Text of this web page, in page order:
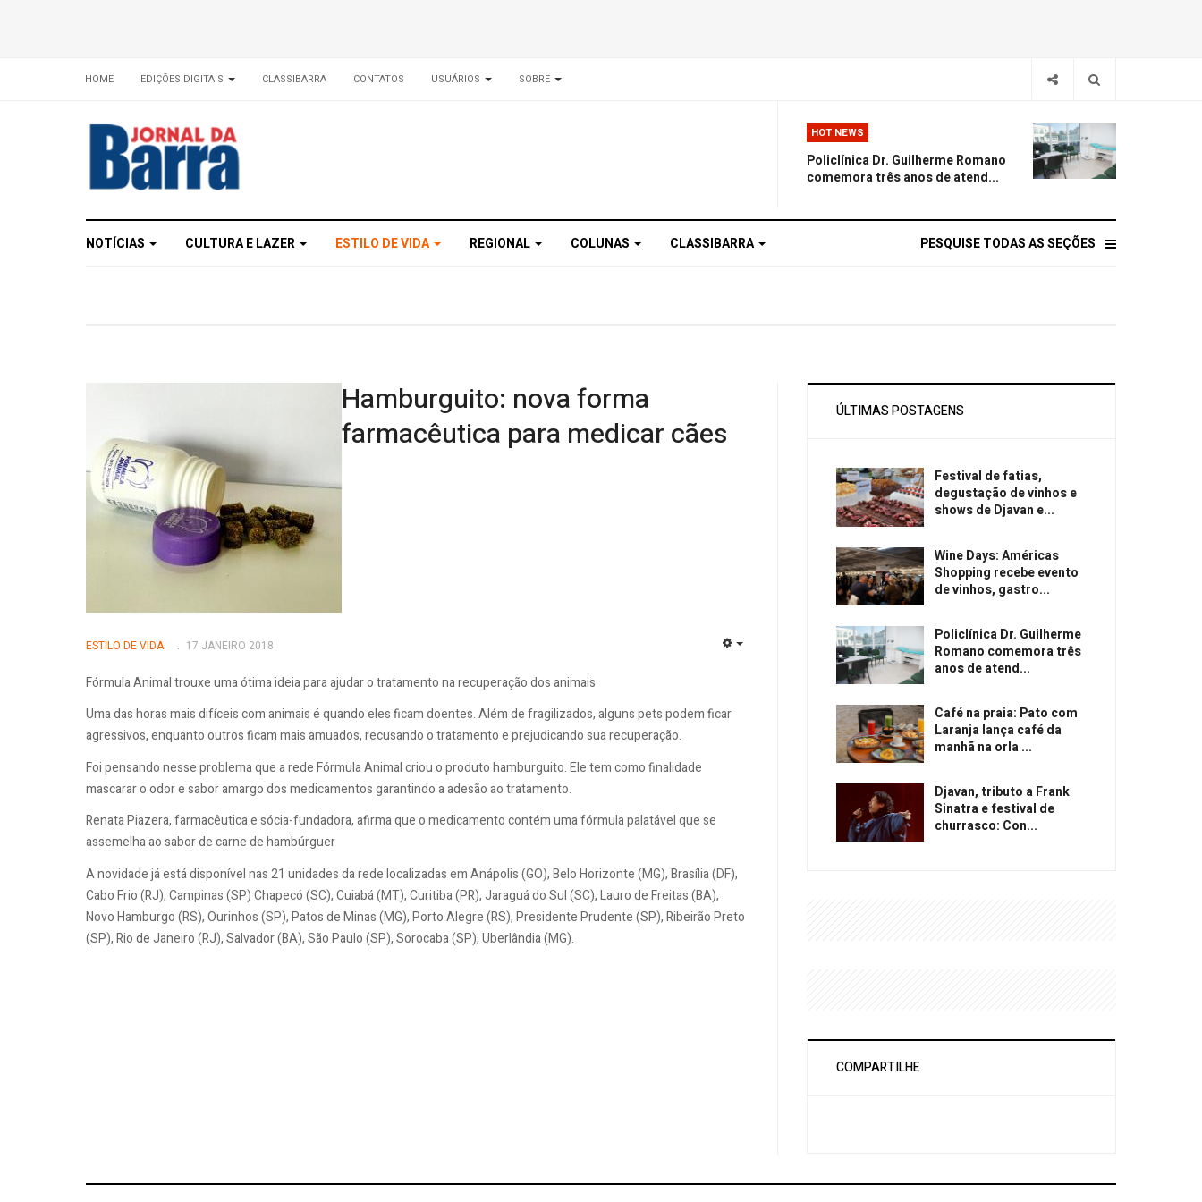
HOME EDIÇÕES DIGITAIS CLASSIBARRA CONTATOS USUÁRIOS SOBRE
HOT NEWS
Policlínica Dr. Guilherme Romano
comemora três anos de atend...
NOTÍCIAS CULTURA E LAZER ESTILO DE VIDA REGIONAL COLUNAS CLASSIBARRA PESQUISE TODAS AS SEÇÕES
Hamburguito: nova forma
farmacêutica para medicar cães
ESTILO DE VIDA 17 JANEIRO 2018
Fórmula Animal trouxe uma ótima ideia para ajudar o tratamento na recuperação dos animais
Uma das horas mais difíceis com animais é quando eles ficam doentes. Além de fragilizados, alguns pets podem ficar
agressivos, enquanto outros ficam mais amuados, recusando o tratamento e prejudicando sua recuperação.
Foi pensando nesse problema que a rede Fórmula Animal criou o produto hamburguito. Ele tem como finalidade
mascarar o odor e sabor amargo dos medicamentos garantindo a adesão ao tratamento.
Renata Piazera, farmacêutica e sócia-fundadora, afirma que o medicamento contém uma fórmula palatável que se
assemelha ao sabor de carne de hambúrguer
A novidade já está disponível nas 21 unidades da rede localizadas em Anápolis (GO), Belo Horizonte (MG), Brasília (DF),
Cabo Frio (RJ), Campinas (SP) Chapecó (SC), Cuiabá (MT), Curitiba (PR), Jaraguá do Sul (SC), Lauro de Freitas (BA),
Novo Hamburgo (RS), Ourinhos (SP), Patos de Minas (MG), Porto Alegre (RS), Presidente Prudente (SP), Ribeirão Preto
(SP), Rio de Janeiro (RJ), Salvador (BA), São Paulo (SP), Sorocaba (SP), Uberlândia (MG).
ÚLTIMAS POSTAGENS
Festival de fatias,
degustação de vinhos e
shows de Djavan e...
Wine Days: Américas
Shopping recebe evento
de vinhos, gastro...
Policlínica Dr. Guilherme
Romano comemora três
anos de atend...
Café na praia: Pato com
Laranja lança café da
manhã na orla ...
Djavan, tributo a Frank
Sinatra e festival de
churrasco: Con...
COMPARTILHE